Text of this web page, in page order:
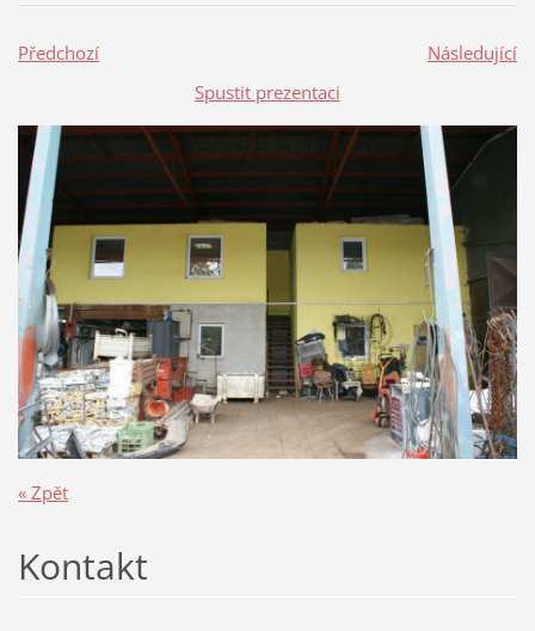
Předchozí
Následující
Spustit prezentaci
« Zpět
Kontakt